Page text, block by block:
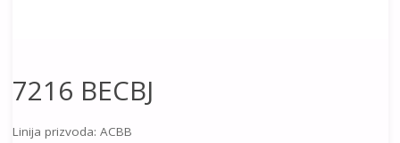
7216 BECBJ
Linija prizvoda: ACBB